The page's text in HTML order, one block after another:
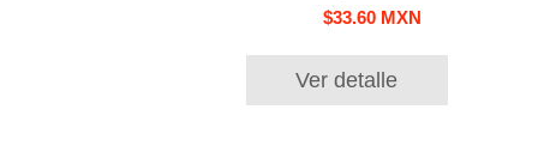
$33.60 MXN
Ver detalle